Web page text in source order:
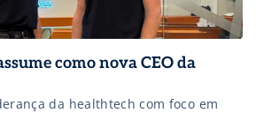
como nova CEO da
da healthtech com foco em